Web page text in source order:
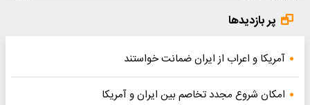
پر بازدیدها
آمریکا و اعراب از ایران ضمانت خواستند
امکان شروع مجدد تخاصم‌ بین ایران و آمریکا